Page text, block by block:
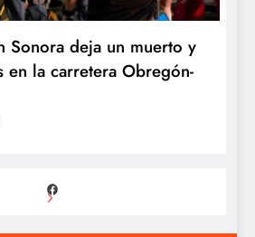
Sonora deja un muerto y
en la carretera Obregón-